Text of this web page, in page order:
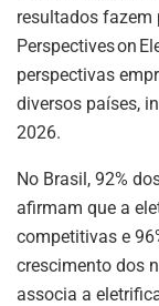
resultados fazem
Perspectives on
perspectivas
diversos países,
2026.
No Brasil, 92%
afirmam que a
competitivas e
crescimento dos
associa a